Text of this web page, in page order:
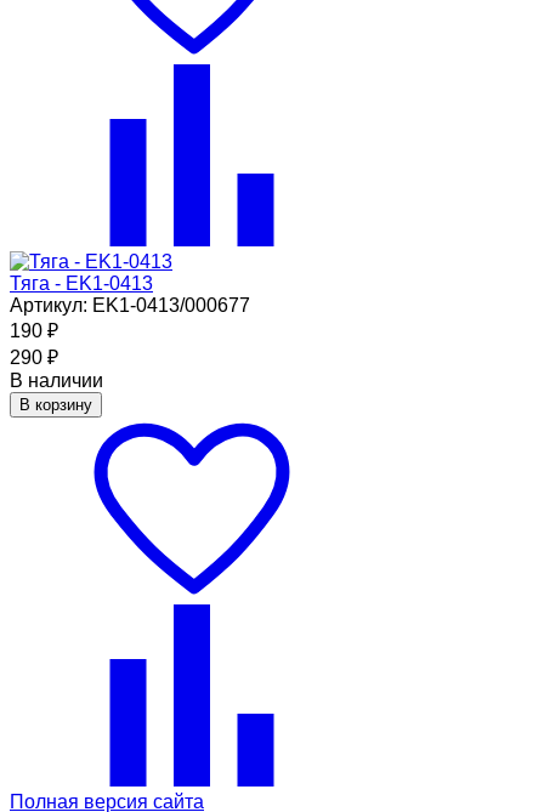
Тяга - EK1-0413
Артикул: EK1-0413/000677
190 ₽
290 ₽
В наличии
В корзину
Полная версия сайта